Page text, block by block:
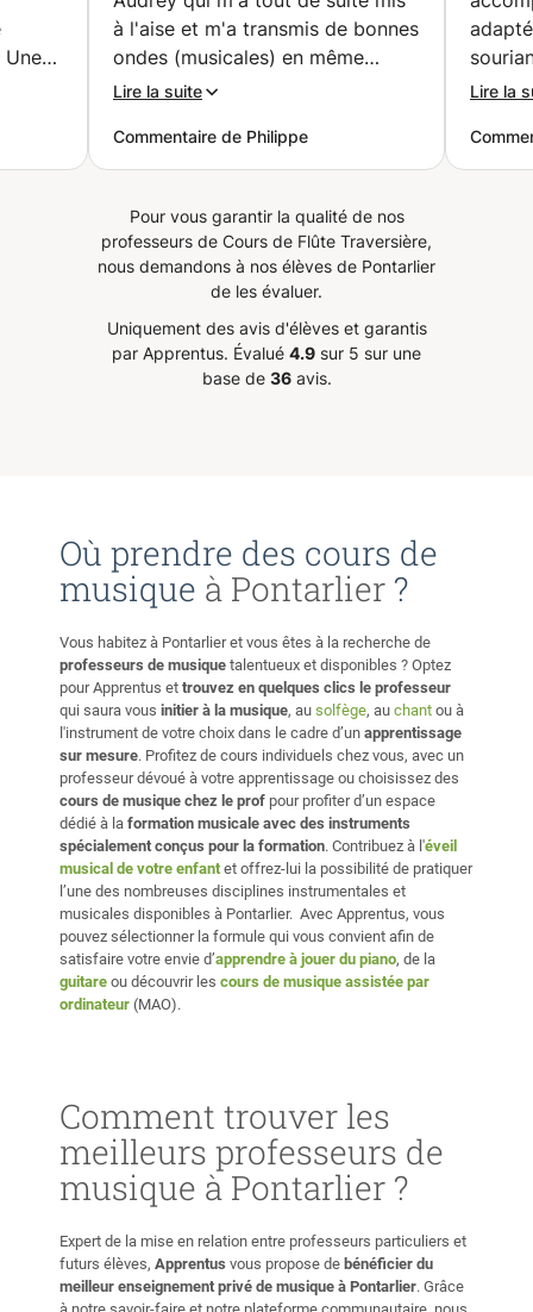
Une
Il
à l'aise et m'a transmis de bonnes
ondes (musicales) en même
temps que ses conseils et ses
Lire la suite
Commentaire de Philippe
Maria,
Lire la
Pour vous garantir la qualité de nos
professeurs de Cours de Flûte Traversière,
nous demandons à nos élèves de Pontarlier
de les évaluer.
Uniquement des avis d'élèves et garantis
par Apprentus. Évalué 4.9 sur 5 sur une
base de 36avis.
Où prendre des cours de
musique à Pontarlier ?
Vous habitez à Pontarlier et vous êtes à la recherche de
professeurs de musique talentueux et disponibles ? Optez
pour Apprentus et trouvez en quelques clics le professeur
qui saura vous initier à la musique, au solfège, au chant ou à
l'instrument de votre choix dans le cadre d’un apprentissage
sur mesure. Profitez de cours individuels chez vous, avec un
professeur dévoué à votre apprentissage ou choisissez des
cours de musique chez le prof pour profiter d’un espace
dédié à la formation musicale avec des instruments
spécialement conçus pour la formation. Contribuez à l'éveil
musical de votre enfant et offrez-lui la possibilité de pratiquer
l’une des nombreuses disciplines instrumentales et
musicales disponibles à Pontarlier. Avec Apprentus, vous
pouvez sélectionner la formule qui vous convient afin de
satisfaire votre envie d’apprendre à jouer du piano, de la
guitare ou découvrir les cours de musique assistée par
ordinateur (MAO).
Comment trouver les
meilleurs professeurs de
musique à Pontarlier ?
Expert de la mise en relation entre professeurs particuliers et
futurs élèves, Apprentus vous propose de bénéficier du
meilleur enseignement privé de musique à Pontarlier. Grâce